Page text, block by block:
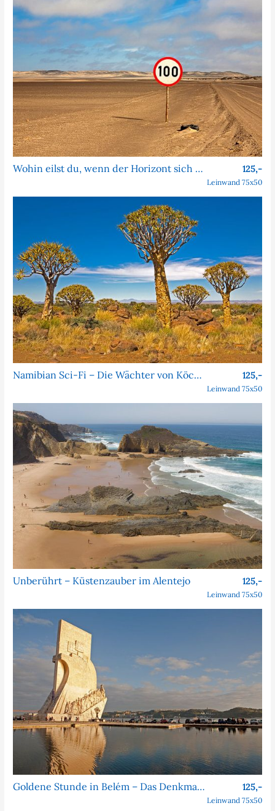
Wohin eilst du, wenn der Horizont sich nie nähert? 125,-
Leinwand 75x50
Namibian Sci-Fi – Die Wächter von Köcher Prime 125,-
Leinwand 75x50
Unberührt – Küstenzauber im Alentejo 125,-
Leinwand 75x50
Goldene Stunde in Belém – Das Denkmal der Entdeckungen 125,-
Leinwand 75x50